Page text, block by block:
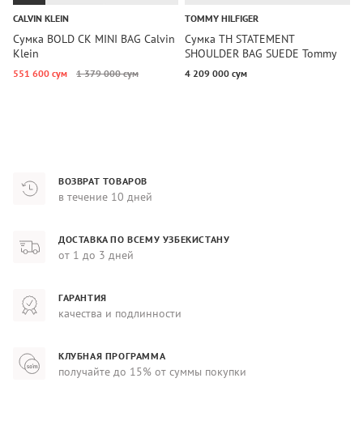
CALVIN KLEIN
Сумка BOLD CK MINI BAG Calvin
Klein
551 600 сум 1 379 000 сум
TOMMY HILFIGER
Сумка TH STATEMENT
SHOULDER BAG SUEDE Tommy
Hilfiger
4 209 000 сум
ВОЗВРАТ ТОВАРОВ
в течение 10 дней
ДОСТАВКА ПО ВСЕМУ УЗБЕКИСТАНУ
от 1 до 3 дней
ГАРАНТИЯ
качества и подлинности
КЛУБНАЯ ПРОГРАММА
получайте до 15% от суммы покупки